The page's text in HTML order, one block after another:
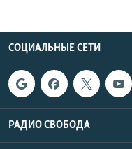
СОЦИАЛЬНЫЕ СЕТИ
РАДИО СВОБОДА